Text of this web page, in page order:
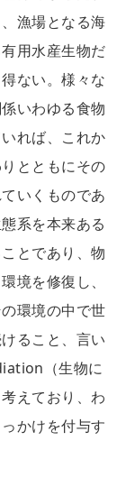
漁場となる海
用水産生物だ
ない。様々な
いわゆる食物
れば、これか
とともにその
いくものであ
系を本来ある
とであり、物
境を修復し、
環境の中で世
ること、言い
（生物に
えており、わ
かけを付与す